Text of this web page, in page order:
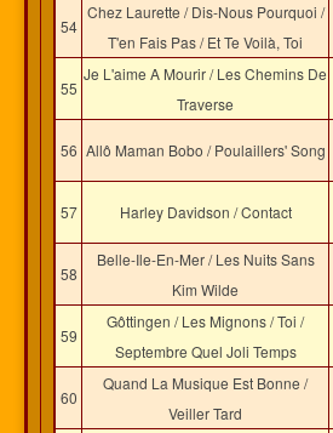
54
Chez Laurette / Dis-Nous Pourquoi /
T'en Fais Pas / Et Te Voilà, Toi
55
Je L'aime A Mourir / Les Chemins De
Traverse
56 Allô Maman Bobo / Poulaillers' Song
57 Harley Davidson / Contact
58
Belle-Ile-En-Mer / Les Nuits Sans
Kim Wilde
59
Gôttingen / Les Mignons / Toi /
Septembre Quel Joli Temps
60
Quand La Musique Est Bonne /
Veiller Tard